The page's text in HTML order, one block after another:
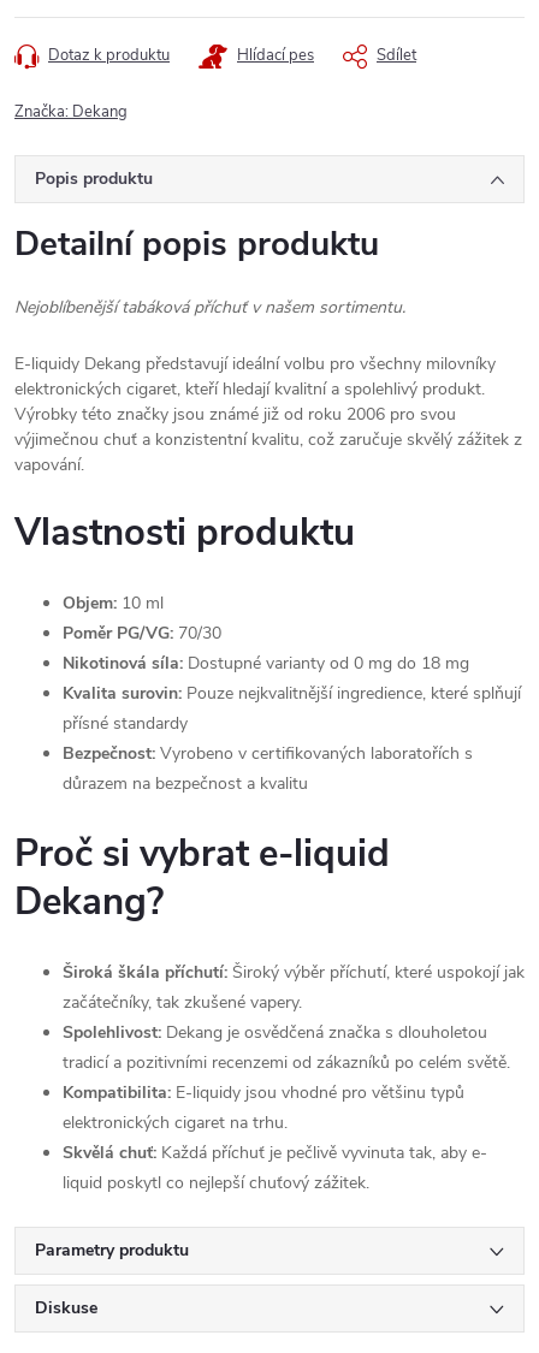
Dotaz k produktu Hlídací pes Sdílet
Značka: Dekang
Popis produktu
Detailní popis produktu
Nejoblíbenější tabáková příchuť v našem sortimentu.
E-liquidy Dekang představují ideální volbu pro všechny milovníky
elektronických cigaret, kteří hledají kvalitní a spolehlivý produkt.
Výrobky této značky jsou známé již od roku 2006 pro svou
výjimečnou chuť a konzistentní kvalitu, což zaručuje skvělý zážitek z
vapování.
Vlastnosti produktu
Objem: 10 ml
Poměr PG/VG: 70/30
Nikotinová síla: Dostupné varianty od 0 mg do 18 mg
Kvalita surovin: Pouze nejkvalitnější ingredience, které splňují
přísné standardy
Bezpečnost: Vyrobeno v certifikovaných laboratořích s
důrazem na bezpečnost a kvalitu
Proč si vybrat e-liquid
Dekang?
Široká škála příchutí: Široký výběr příchutí, které uspokojí jak
začátečníky, tak zkušené vapery.
Spolehlivost: Dekang je osvědčená značka s dlouholetou
tradicí a pozitivními recenzemi od zákazníků po celém světě.
Kompatibilita: E-liquidy jsou vhodné pro většinu typů
elektronických cigaret na trhu.
Skvělá chuť: Každá příchuť je pečlivě vyvinuta tak, aby e-
liquid poskytl co nejlepší chuťový zážitek.
Parametry produktu
Diskuse